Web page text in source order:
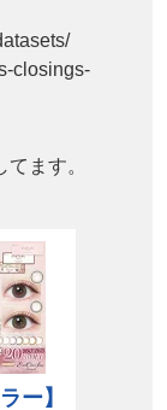
closings-
ます。